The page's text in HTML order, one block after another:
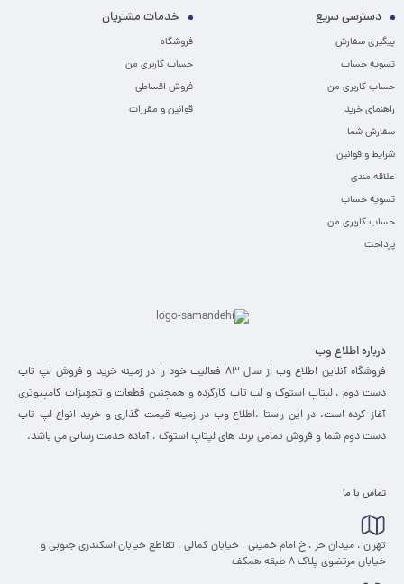
دسترسی سریع
پیگیری سفارش
تسویه حساب
حساب کاربری من
راهنمای خرید
سفارش شما
شرایط و قوانین
علاقه مندی
تسویه حساب
حساب کاربری من
پرداخت
خدمات مشتریان
فروشگاه
حساب کاربری من
فروش اقساطی
قوانین و مقررات
درباره اطلاع وب
فروشگاه آنلاین اطلاع وب از سال 83 فعالیت خود را در زمینه خرید و فروش لپ تاپ
دست دوم ، لپتاپ استوک و لب تاب کارکرده و همچنین قطعات و تجهیزات کامپیوتری
آغاز کرده است. در این راستا ،‌اطلاع وب در زمینه قیمت گذاری و خرید انواع لپ تاپ
دست دوم شما و فروش تمامی برند های لپتاپ استوک ، آماده خدمت رسانی می باشد.
تماس با ما
تهران ، میدان حر ، خ امام خمینی ، خیابان کمالی ، تقاطع خیابان اسکندری جنوبی و
خیابان مرتضوی پلاک 8 طبقه همکف